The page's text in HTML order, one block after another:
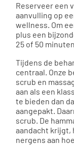
Reserveer een
aanvulling op
wellness. Om
plus een
25 of 50
Tijdens de
centraal. Onze
scrub en
aan als een
te bieden dan
aangepakt.
scrub. De
aandacht krijgt,
nergens aan